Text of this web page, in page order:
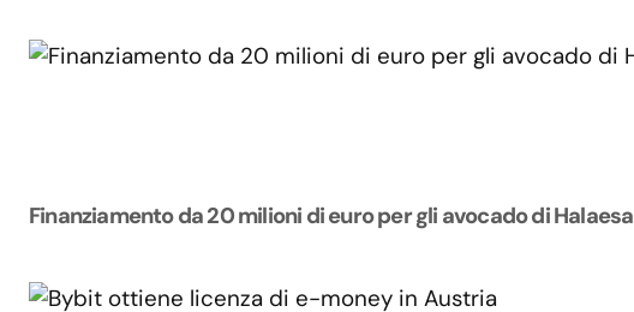
Finanziamento da 20 milioni di euro per gli avocado di Halaesa